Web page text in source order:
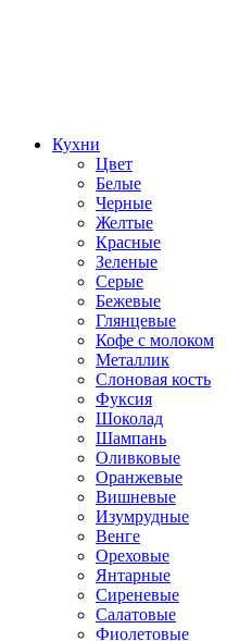
Кухни
Цвет
Белые
Черные
Желтые
Красные
Зеленые
Серые
Бежевые
Глянцевые
Кофе с молоком
Металлик
Слоновая кость
Фуксия
Шоколад
Шампань
Оливковые
Оранжевые
Вишневые
Изумрудные
Венге
Ореховые
Янтарные
Сиреневые
Салатовые
Фиолетовые